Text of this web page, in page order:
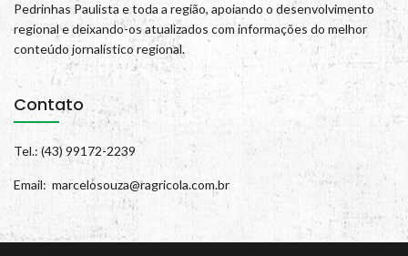
Pedrinhas Paulista e toda a região, apoiando o desenvolvimento
regional e deixando-os atualizados com informações do melhor
conteúdo jornalístico regional.
Contato
Tel.: (43) 99172-2239
Email: marcelosouza@ragricola.com.br